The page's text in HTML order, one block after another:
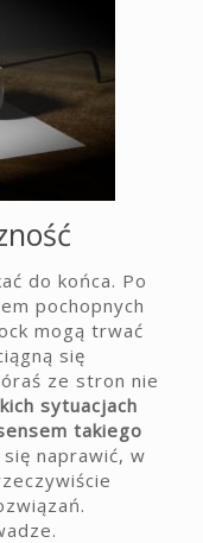
do końca. Po
pochopnych
mogą trwać
się
ze stron nie
sytuacjach
takiego
naprawić, w